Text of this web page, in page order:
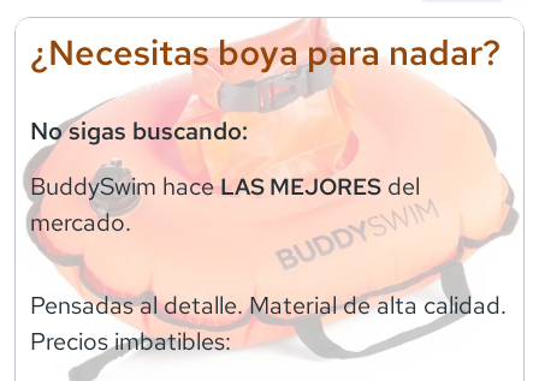
¿Necesitas boya para nadar?
No sigas buscando:
BuddySwim haceLAS MEJORES del
mercado.
Pensadas al detalle. Material de alta calidad.
Precios imbatibles: